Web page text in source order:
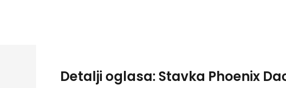
Detalji oglasa: Stavka Phoenix